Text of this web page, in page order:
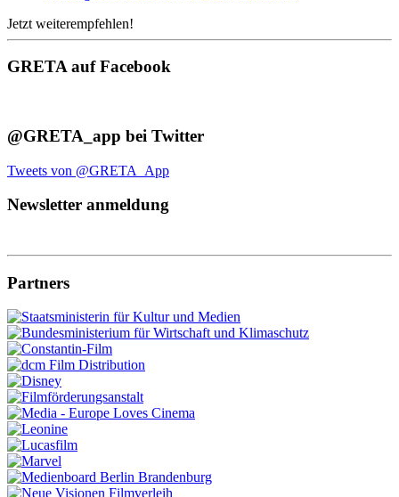
Jetzt weiterempfehlen!
GRETA auf Facebook
@GRETA_app bei Twitter
Tweets von @GRETA_App
Newsletter anmeldung
Partners